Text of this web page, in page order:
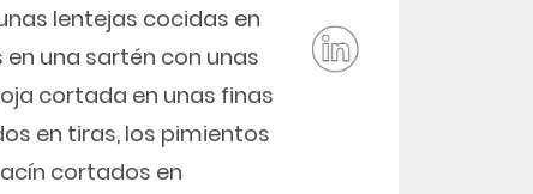
lentejas cocidas en
una sartén con unas
cortada en unas finas
en tiras, los pimientos
cortados en